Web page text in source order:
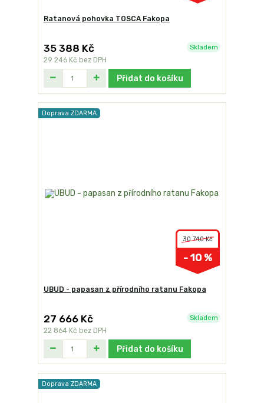
Ratanová pohovka TOSCA Fakopa
35 388 Kč
29 246 Kč bez DPH
Skladem
Přidat do košíku
Doprava ZDARMA
30 740 Kč
- 10 %
UBUD - papasan z přírodního ratanu Fakopa
27 666 Kč
22 864 Kč bez DPH
Skladem
Přidat do košíku
Doprava ZDARMA